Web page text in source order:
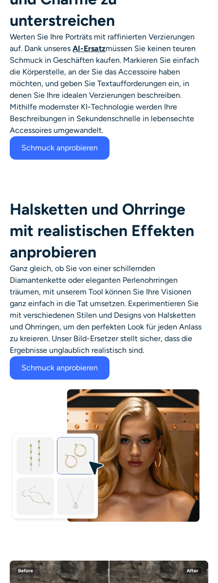
Videoeffekte
Video-Verstärker
Video-Wasserzeichen-Entferner
unterstreichen
Werten Sie Ihre Porträts mit raffinierten Verzierungen
auf. Dank unseres AI-Ersatzmüssen Sie keinen teuren
Schmuck in Geschäften kaufen. Markieren Sie einfach
die Körperstelle, an der Sie das Accessoire haben
möchten, und geben Sie Textaufforderungen ein, in
denen Sie Ihre idealen Verzierungen beschreiben.
Mithilfe modernster KI-Technologie werden Ihre
Beschreibungen in Sekundenschnelle in lebensechte
Accessoires umgewandelt.
Schmuck anprobieren
Halsketten und Ohrringe
mit realistischen Effekten
anprobieren
Ganz gleich, ob Sie von einer schillernden
Diamantenkette oder eleganten Perlenohrringen
träumen, mit unserem Tool können Sie Ihre Visionen
ganz einfach in die Tat umsetzen. Experimentieren Sie
mit verschiedenen Stilen und Designs von Halsketten
und Ohrringen, um den perfekten Look für jeden Anlass
zu kreieren. Unser Bild-Ersetzerstellt sicher, dass die
Ergebnisse unglaublich realistisch sind.
Schmuck anprobieren